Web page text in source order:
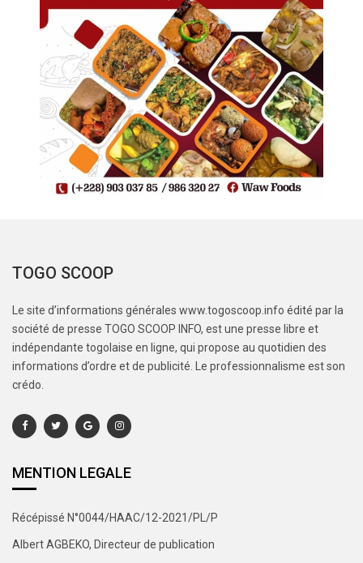
TOGO SCOOP
Le site d’informations générales www.togoscoop.info édité par la
société de presse TOGO SCOOP INFO, est une presse libre et
indépendante togolaise en ligne, qui propose au quotidien des
informations d’ordre et de publicité. Le professionnalisme est son
crédo.
MENTION LEGALE
Récépissé N°0044/HAAC/12-2021/PL/P
Albert AGBEKO, Directeur de publication